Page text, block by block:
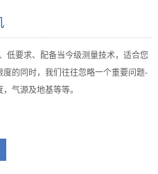
低要求、配备当今级测量技术，适合您
的同时，我们往往忽略一个重要问题-
气源及地基等等。